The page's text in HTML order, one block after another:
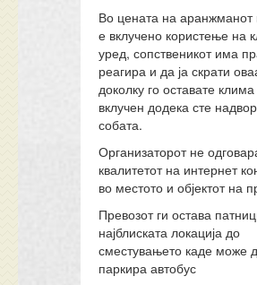
Во цената на аранжманот
е вклучено користење на
уред, сопственикот има
реагира и да ја скрати
доколку го оставате
вклучен додека сте
собата.
Организаторот не
квалитетот на интернет
во местото и објектот на
Превозот ги остава
најблиската локација до
сместувањето каде може
паркира автобус